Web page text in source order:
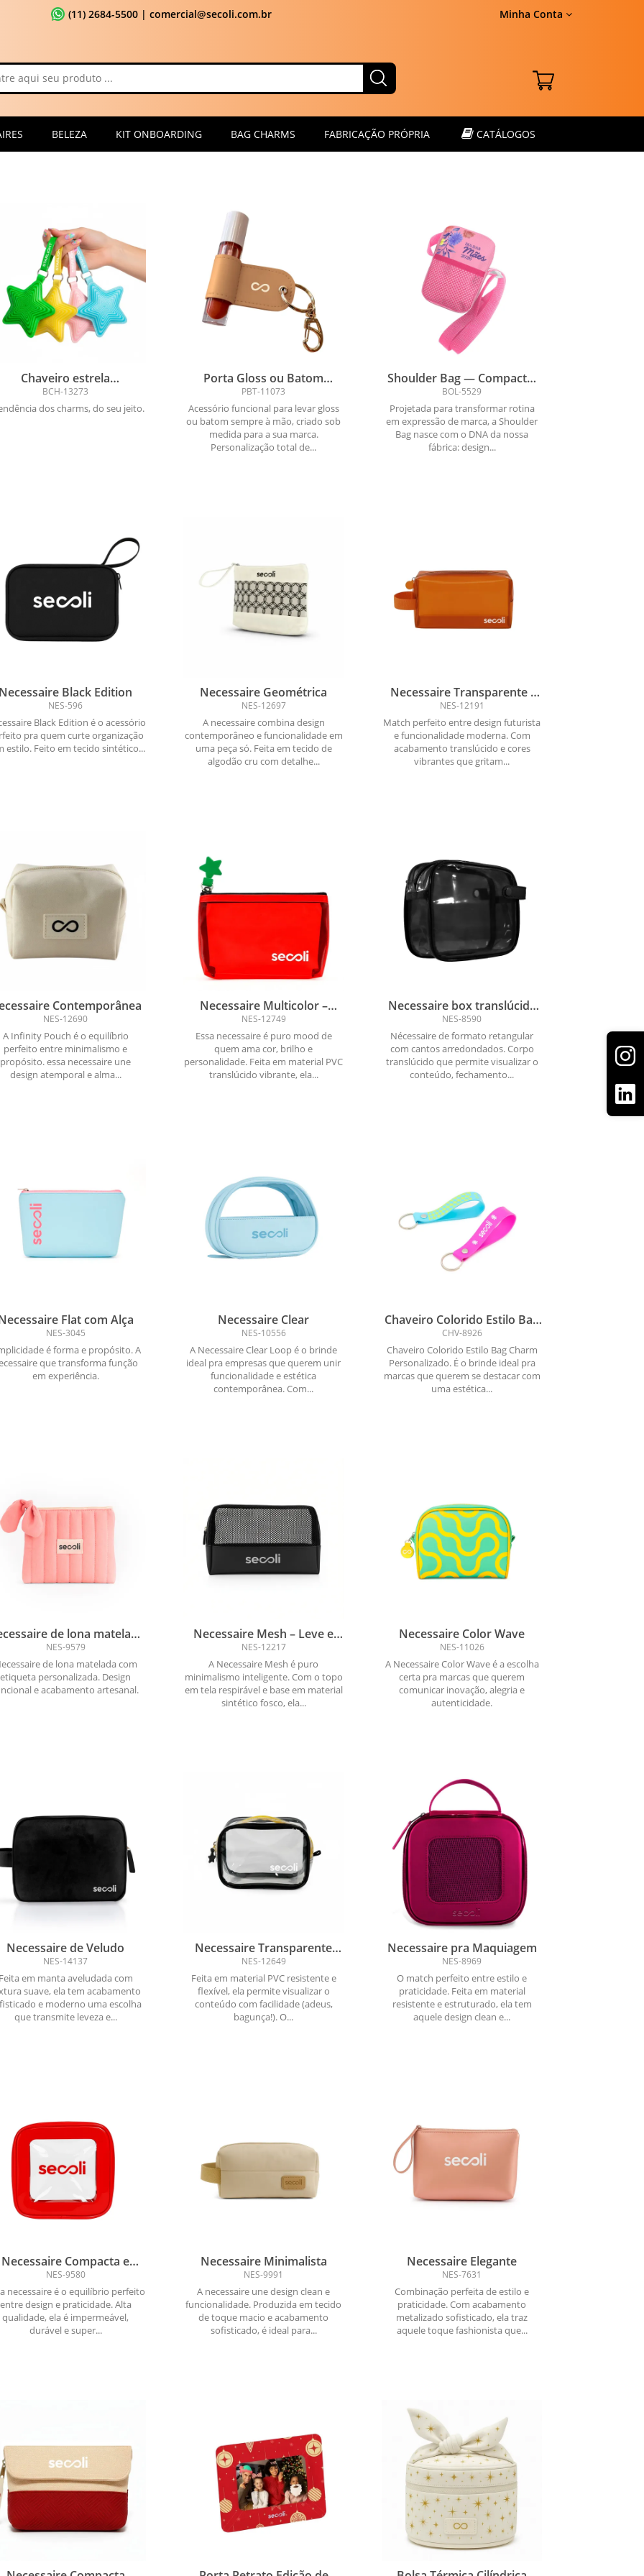
(11) 2684-5500| comercial@secoli.com.br Minha Conta
BELEZA KIT ONBOARDING BAG CHARMS FABRICAÇÃO PRÓPRIA CATÁLOGOS
Chaveiro estrela
com alça —
bagcharm / keycharm
BCH-13273
dos charms, do seu jeito.
Porta Gloss ou Batom
Chaveiro Personalizado
PBT-11073
Acessório funcional para levar gloss
ou batom sempre à mão, criado sob
medida para a sua marca.
Personalização total de...
Shoulder Bag — Compacta,
funcional e com design
inteligente
BOL-5529
Projetada para transformar rotina
em expressão de marca, a Shoulder
Bag nasce com o DNA da nossa
fábrica: design...
Black Edition
NES-596
Black Edition é o acessório
pra quem curte organização
estilo. Feito em tecido sintético...
Necessaire Geométrica
NES-12697
A necessaire combina design
contemporâneo e funcionalidade em
uma peça só. Feita em tecido de
algodão cru com detalhe...
Necessaire Transparente -
Atitude e Beleza
NES-12191
Match perfeito entre design futurista
e funcionalidade moderna. Com
acabamento translúcido e cores
vibrantes que gritam...
Contemporânea
NES-12690
A Infinity Pouch é o equilíbrio
perfeito entre minimalismo e
propósito. essa necessaire une
design atemporal e alma...
Necessaire Multicolor –
Cores, Estilo e Atitude
NES-12749
Essa necessaire é puro mood de
quem ama cor, brilho e
personalidade. Feita em material PVC
translúcido vibrante, ela...
Necessaire box translúcida
com zíper superior e alça
lateral
NES-8590
Nécessaire de formato retangular
com cantos arredondados. Corpo
translúcido que permite visualizar o
conteúdo, fechamento...
Flat com Alça
NES-3045
é forma e propósito. A
que transforma função
em experiência.
Necessaire Clear
NES-10556
A Necessaire Clear Loop é o brinde
ideal pra empresas que querem unir
funcionalidade e estética
contemporânea. Com...
Chaveiro Colorido Estilo Bag
Charm Personalizado
CHV-8926
Chaveiro Colorido Estilo Bag Charm
Personalizado. É o brinde ideal pra
marcas que querem se destacar com
uma estética...
de lona matelada
etiqueta personalizada
NES-9579
de lona matelada com
etiqueta personalizada. Design
e acabamento artesanal.
Necessaire Mesh – Leve e
Atemporal
NES-12217
A Necessaire Mesh é puro
minimalismo inteligente. Com o topo
em tela respirável e base em material
sintético fosco, ela...
Necessaire Color Wave
NES-11026
A Necessaire Color Wave é a escolha
certa pra marcas que querem
comunicar inovação, alegria e
autenticidade.
Necessaire de Veludo
NES-14137
em manta aveludada com
suave, ela tem acabamento
e moderno uma escolha
que transmite leveza e...
Necessaire Transparente
Multicolor
NES-12649
Feita em material PVC resistente e
flexível, ela permite visualizar o
conteúdo com facilidade (adeus,
bagunça!). O...
Necessaire pra Maquiagem
NES-8969
O match perfeito entre estilo e
praticidade. Feita em material
resistente e estruturado, ela tem
aquele design clean e...
Necessaire Compacta e
Funcional
NES-9580
necessaire é o equilíbrio perfeito
entre design e praticidade. Alta
qualidade, ela é impermeável,
durável e super...
Necessaire Minimalista
NES-9991
A necessaire une design clean e
funcionalidade. Produzida em tecido
de toque macio e acabamento
sofisticado, é ideal para...
Necessaire Elegante
NES-7631
Combinação perfeita de estilo e
praticidade. Com acabamento
metalizado sofisticado, ela traz
aquele toque fashionista que...